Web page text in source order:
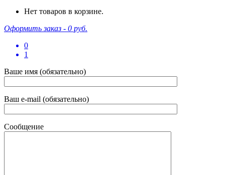
Нет товаров в корзине.
Оформить заказ - 0 руб.
0
1
Ваше имя (обязательно)
Ваш e-mail (обязательно)
Сообщение